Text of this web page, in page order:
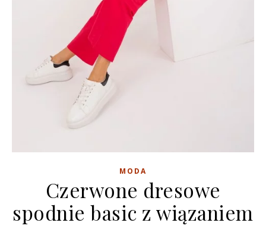
MODA
Czerwone dresowe
spodnie basic z wiązaniem